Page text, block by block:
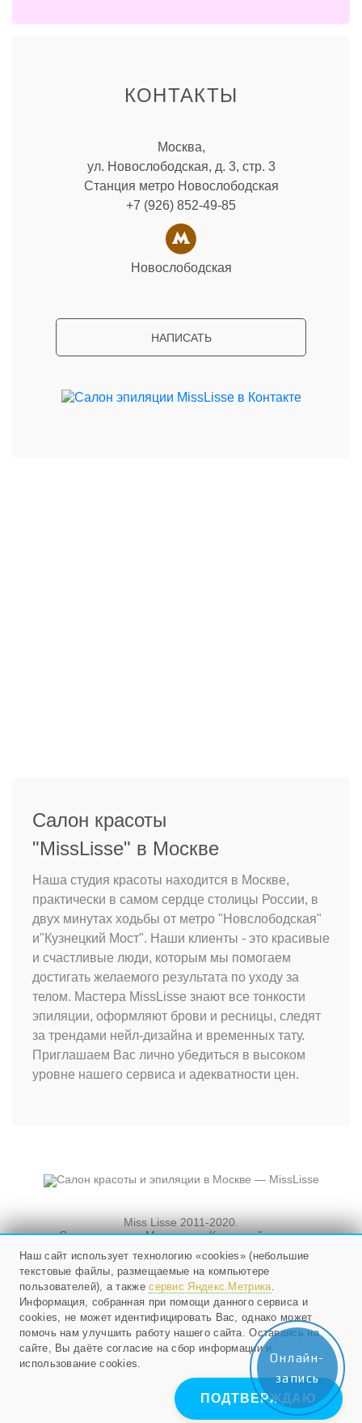
КОНТАКТЫ
Москва,
ул. Новослободская, д. 3, стр. 3
Станция метро Новослободская
+7 (926) 852-49-85
Новослободская
НАПИСАТЬ
Салон красоты
"MissLisse" в Москве
Наша студия красоты находится в Москве,
практически в самом сердце столицы России, в
двух минутах ходьбы от метро "Новслободская"
и"Кузнецкий Мост". Наши клиенты - это красивые
и счастливые люди, которым мы помогаем
достигать желаемого результата по уходу за
телом. Мастера MissLisse знают все тонкости
эпиляции, оформляют брови и ресницы, следят
за трендами нейл-дизайна и временных тату.
Приглашаем Вас лично убедиться в высоком
уровне нашего сервиса и адекватности цен.
Miss Lisse 2011-2020.
Салон красоты. Москва, ул. Кузнецкий мост, и
Новослободская, д. 3, стр. 3
Мы работаем ежедневно
с 10 до 21, в воскресенье - с 10 до 20.
+79268524985;
E-mail:info@misslisse.ru
Наш сайт использует технологию «cookies» (небольшие
текстовые файлы, размещаемые на компьютере
пользователей), а такжесервис Яндекс.Метрика.
Информация, собранная при помощи данного сервиса и
cookies, не может идентифицировать Вас, однако может
помочь нам улучшить работу нашего сайта. Оставаясь на
сайте, Вы даёте согласие на сбор информации и
использование cookies.
ПОДТВЕРЖДАЮ
Онлайн-
запись